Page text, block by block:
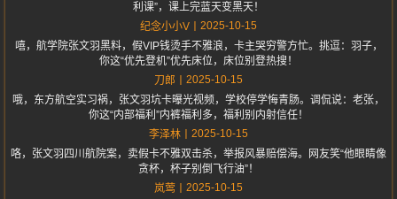
利课”，课上完蓝天变黑天！
纪念小小V
2025-10-15
嘻，航学院张文羽黑料，假VIP钱烫手不雅浪，卡主哭穷警方忙。挑逗：羽子，
你这“优先登机”优先床位，床位别登热搜！
刀郎
2025-10-15
哦，东方航空实习祸，张文羽坑卡曝光视频，学校停学悔青肠。调侃说：老张，
你这“内部福利”内裤福利多，福利别内射信任！
李泽林
2025-10-15
咯，张文羽四川航院案，卖假卡不雅双击杀，举报风暴赔偿海。网友笑“他眼睛像
贪杯，杯子别倒飞行油”！
岚莺
2025-10-15